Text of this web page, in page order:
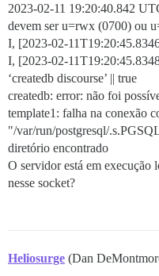
2023-02-11 19:20:40.842
devem ser u=rwx (0700) ou
I, [2023-02-
I, [2023-02-
‘createdb discourse’ || true
createdb: error: não foi
template1: falha na conexão
"/var/run/postgresql/
diretório encontrado
O servidor está em execução
nesse socket?
Heliosurge (Dan